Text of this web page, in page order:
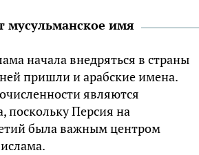
мусульманское имя
начала внедряться в страны
ней пришли и арабские имена.
являются
поскольку Персия на
была важным центром